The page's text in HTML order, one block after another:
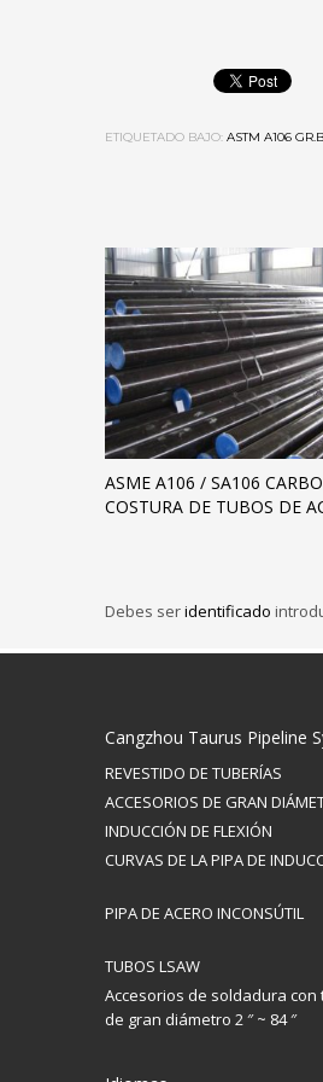
ETIQUETADO BAJO: ASTM A106
ASME A106 / SA106
COSTURA DE TUBOS DE
Debes seridentificado
Cangzhou Taurus Pipeline
REVESTIDO DE TUBERÍAS
ACCESORIOS DE GRAN
INDUCCIÓN DE FLEXIÓN
CURVAS DE LA PIPA DE
PIPA DE ACERO INCONSÚTIL
TUBOS LSAW
Accesorios de soldadura con
de gran diámetro 2 ″ ~ 84 ″